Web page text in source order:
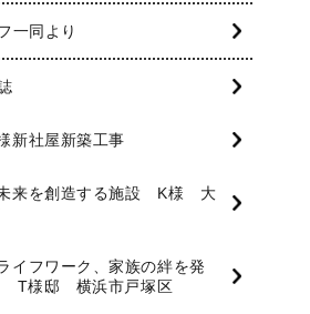
一同より
新社屋新築工事
来を創造する施設 K様 大
イフワーク、家族の絆を発
T様邸 横浜市戸塚区